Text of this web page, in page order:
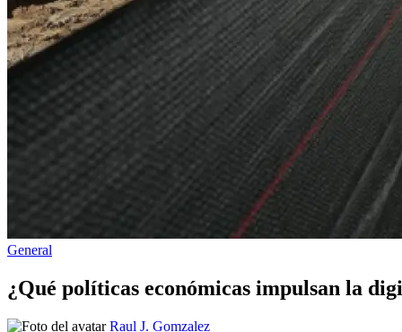
Publicado
General
¿Qué políticas económicas impulsan la
Publicado Raul J. Gomzalez